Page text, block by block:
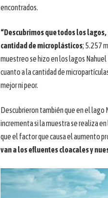
encontrados.
“Descubrimos que todos los
cantidad de microplásticos; 5.257
muestreo se hizo en los lagos Nahuel
cuanto a la cantidad de
mejor ni peor.
Descubrieron también que en el lago
incrementa si la muestra se realiza
que el factor que causa el aumento
van a los efluentes cloacales y